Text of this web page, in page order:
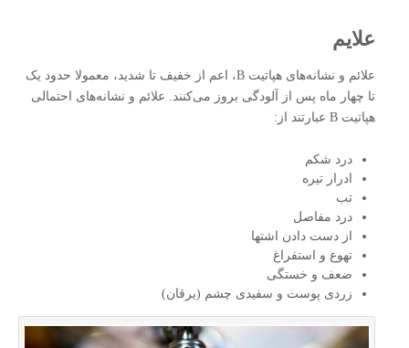
علایم
علائم و نشانه‌های هپاتیت B، اعم از خفیف تا شدید، معمولا حدود یک
تا چهار ماه پس از آلودگی بروز می‌کنند. علائم و نشانه‌های احتمالی
هپاتیت B عبارتند از:
درد شکم
ادرار تیره
تب
درد مفاصل
از دست دادن اشتها
تهوع و استفراغ
ضعف و خستگی
زردی پوست و سفیدی چشم (یرقان)